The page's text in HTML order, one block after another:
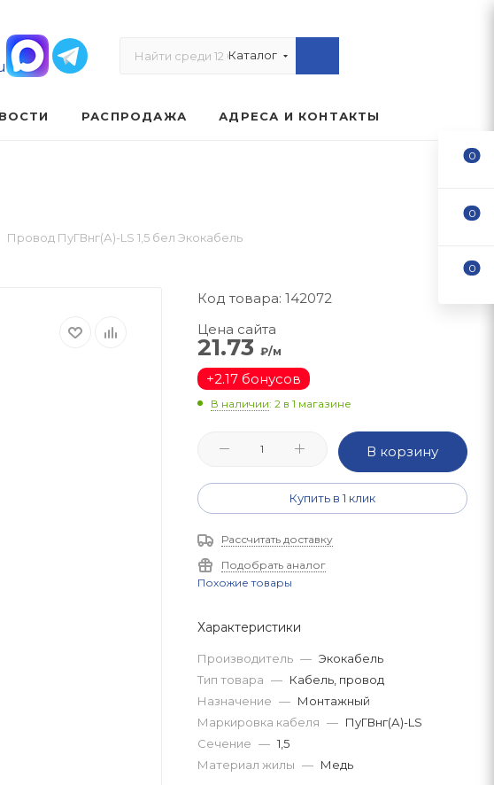
Каталог
РАСПРОДАЖА АДРЕСА И КОНТАКТЫ
Провод ПуГВнг(А)-LS 1,5 бел Экокабель
Код товара: 142072
Цена сайта
21.73 ₽/м
+2.17 бонусов
В наличии: 2 в 1 магазине
В корзину
Купить в 1 клик
Рассчитать доставку
Подобрать аналог
Похожие товары
Характеристики
Производитель — Экокабель
Тип товара — Кабель, провод
Назначение — Монтажный
Маркировка кабеля — ПуГВнг(А)-LS
Сечение — 1,5
Материал жилы — Медь
0
0
0